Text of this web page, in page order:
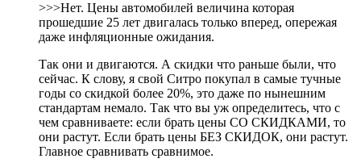
>>>Нет. Цены автомобилей величина которая
прошедшие 25 лет двигалась только вперед, опережая
даже инфляционные ожидания.
Так они и двигаются. А скидки что раньше были, что
сейчас. К слову, я свой Ситро покупал в самые тучные
годы со скидкой более 20%, это даже по нынешним
стандартам немало. Так что вы уж определитесь, что с
чем сравниваете: если брать цены СО СКИДКАМИ, то
они растут. Если брать цены БЕЗ СКИДОК, они растут.
Главное сравнивать сравнимое.